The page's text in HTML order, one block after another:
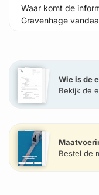
Waar komt de
Gravenhage
Wie is de
Bekijk de
Bestel de